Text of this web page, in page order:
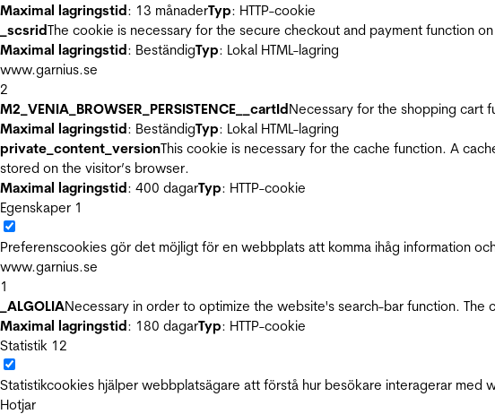
Maximal lagringstid: 13 månaderTyp: HTTP-cookie
_scsridThe cookie is necessary for the secure checkout and payment function
Maximal lagringstid: BeständigTyp: Lokal HTML-lagring
www.garnius.se
2
M2_VENIA_BROWSER_PERSISTENCE__cartIdNecessary for the shopping cart
Maximal lagringstid: BeständigTyp: Lokal HTML-lagring
private_content_versionThis cookie is necessary for the cache function. A
stored on the visitor’s browser.
Maximal lagringstid: 400 dagarTyp: HTTP-cookie
Egenskaper 1
Preferenscookies gör det möjligt för en webbplats att komma ihåg information
www.garnius.se
1
_ALGOLIANecessary in order to optimize the website's search-bar function. The
Maximal lagringstid: 180 dagarTyp: HTTP-cookie
Statistik 12
Statistikcookies hjälper webbplatsägare att förstå hur besökare interagerar med
Hotjar